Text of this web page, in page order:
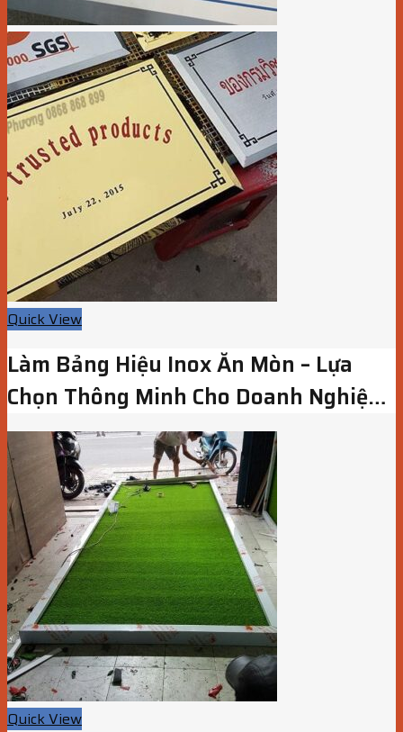
Quick View
Làm Bảng Hiệu Inox Ăn Mòn – Lựa
Chọn Thông Minh Cho Doanh Nghiệp
Tại TP.HCM
Quick View